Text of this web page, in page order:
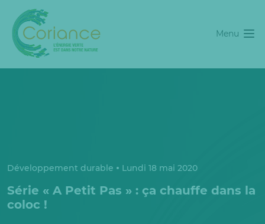
Menu
Développement durable Lundi 18 mai 2020
Série « A Petit Pas » : ça chauffe dans la
coloc !